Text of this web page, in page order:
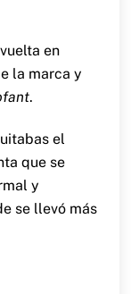
en
la marca y
.
el
que se
y
se llevó más